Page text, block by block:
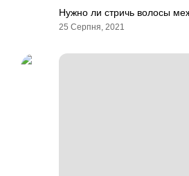
Нужно ли стричь волосы
25 Серпня, 2021